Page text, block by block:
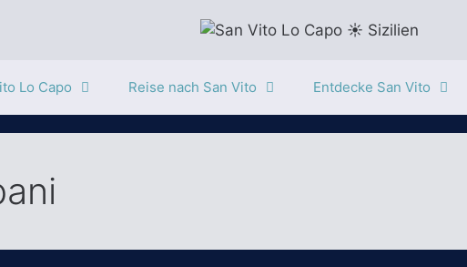
Lo Capo Reise nach San Vito Entdecke San Vito